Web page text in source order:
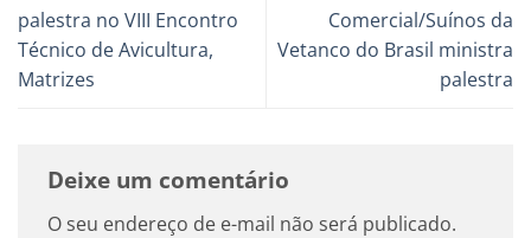
palestra no VIII Encontro
Técnico de Avicultura,
Matrizes
Comercial/Suínos da
Vetanco do Brasil ministra
palestra
Deixe um comentário
O seu endereço de e-mail não será publicado.